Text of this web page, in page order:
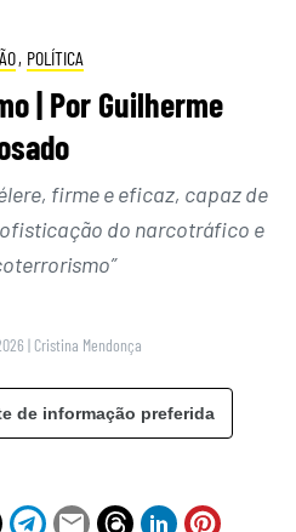
, POLÍTICA
| Por Guilherme
firme e eficaz, capaz de
do narcotráfico e
| Cristina Mendonça
de informação preferida